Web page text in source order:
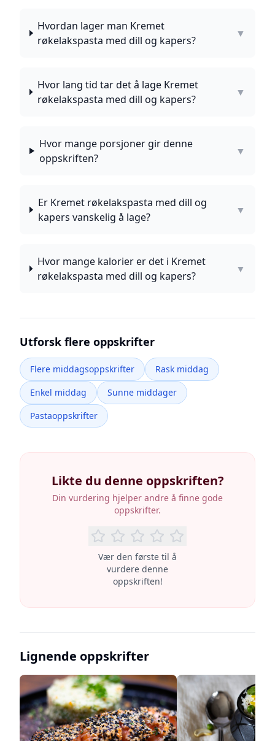
Hvordan lager man Kremet
røkelakspasta med dill og kapers?
▼
Hvor lang tid tar det å lage Kremet
røkelakspasta med dill og kapers?
▼
Hvor mange porsjoner gir denne
oppskriften?
▼
Er Kremet røkelakspasta med dill og
kapers vanskelig å lage?
▼
Hvor mange kalorier er det i Kremet
røkelakspasta med dill og kapers?
▼
Utforsk flere oppskrifter
Flere middagsoppskrifter
Rask middag
Enkel middag
Sunne middager
Pastaoppskrifter
Likte du denne oppskriften?
Din vurdering hjelper andre å finne gode
oppskrifter.
Vær den første til å
vurdere denne
oppskriften!
Lignende oppskrifter